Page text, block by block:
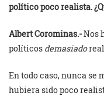
político poco realista.
Albert Corominas.-Nos
políticos demasiado
En todo caso, nunca se
hubiera sido poco